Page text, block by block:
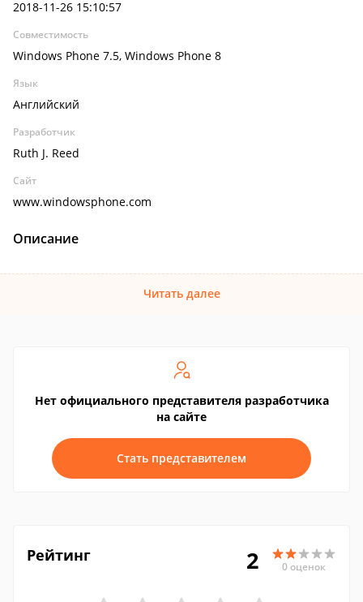
2018-11-26 15:10:57
Совместимость
Windows Phone 7.5, Windows Phone 8
Язык
Английский
Разработчик
Ruth J. Reed
Сайт
www.windowsphone.com
Описание
Читать далее
Нет официального представителя разработчика
на сайте
Стать представителем
Рейтинг 2 0 оценок